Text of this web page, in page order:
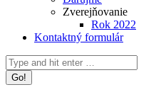
Zverejňovanie
Rok 2022
Kontaktný formulár
Search: